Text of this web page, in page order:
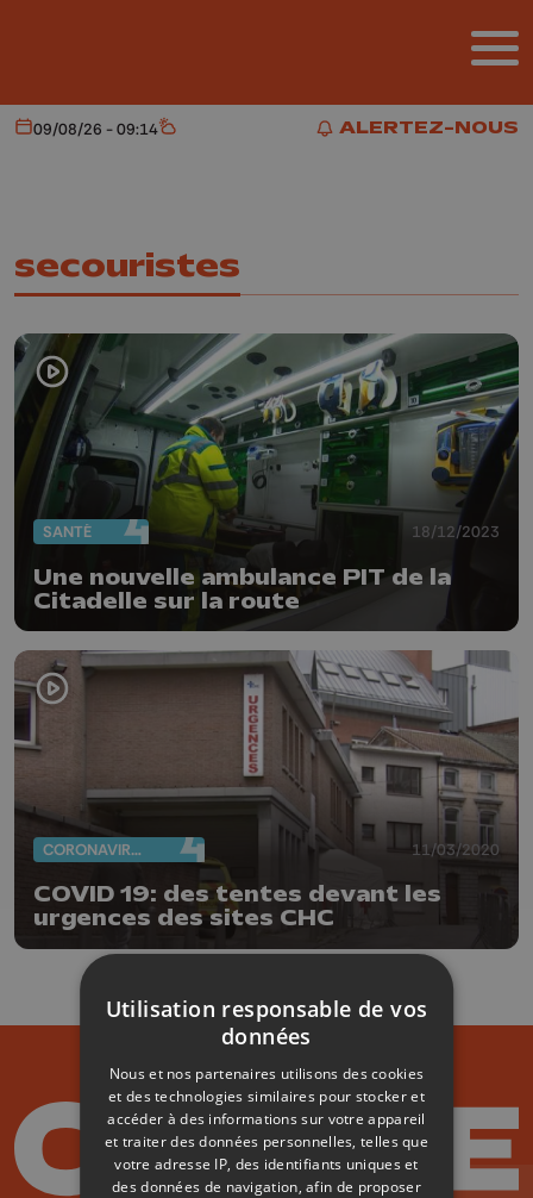
ALERTEZ-NOUS
ALERTEZ-NOUS
Aujourd'hui
09/08/26 - 09:14 Météo
secouristes
SANTÉ 18/12/2023
Une nouvelle ambulance PIT de la
Citadelle sur la route
CORONAVIRUS 11/03/2020
COVID 19: des tentes devant les
urgences des sites CHC
Utilisation responsable de vos
données
Nous et nos partenaires utilisons des cookies
et des technologies similaires pour stocker et
accéder à des informations sur votre appareil
et traiter des données personnelles, telles que
votre adresse IP, des identifiants uniques et
des données de navigation, afin de proposer